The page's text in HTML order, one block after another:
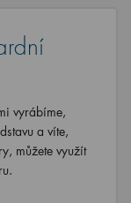
vyrábíme,
a víte,
můžete využít